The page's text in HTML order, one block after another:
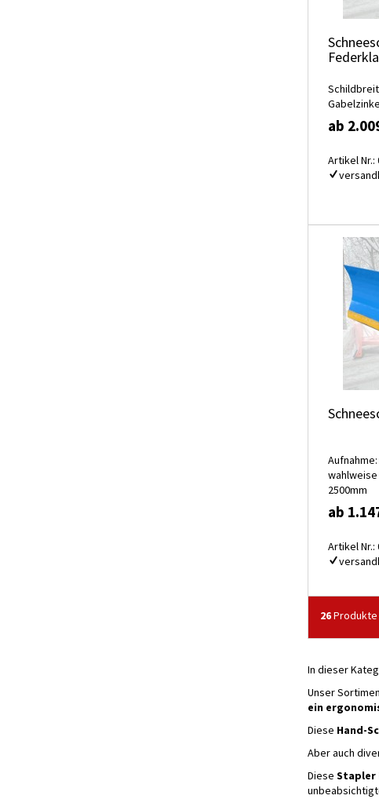
ab
Artikel Nr.:
wahlweise
2500mm
ab
Artikel Nr.:
26Produkte
In dieser
Unser
ein
Diese Hand-
Aber auch
Diese Stapler